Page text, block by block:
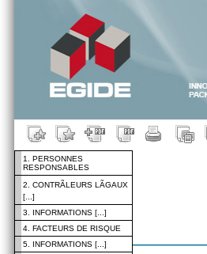
1. PERSONNES
RESPONSABLES
2. CONTRÃLEURS LÃGAUX
[...]
3. INFORMATIONS [...]
4. FACTEURS DE RISQUE
5. INFORMATIONS [...]